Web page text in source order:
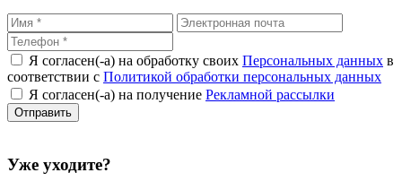
Я согласен(-а) на обработку своих Персональных данных в
соответствии с Политикой обработки персональных данных
Я согласен(-а) на получение Рекламной рассылки
Уже уходите?